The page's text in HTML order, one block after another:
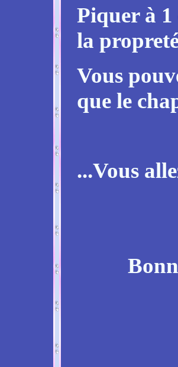
Piquer à
la
Vous
que le
...Vous